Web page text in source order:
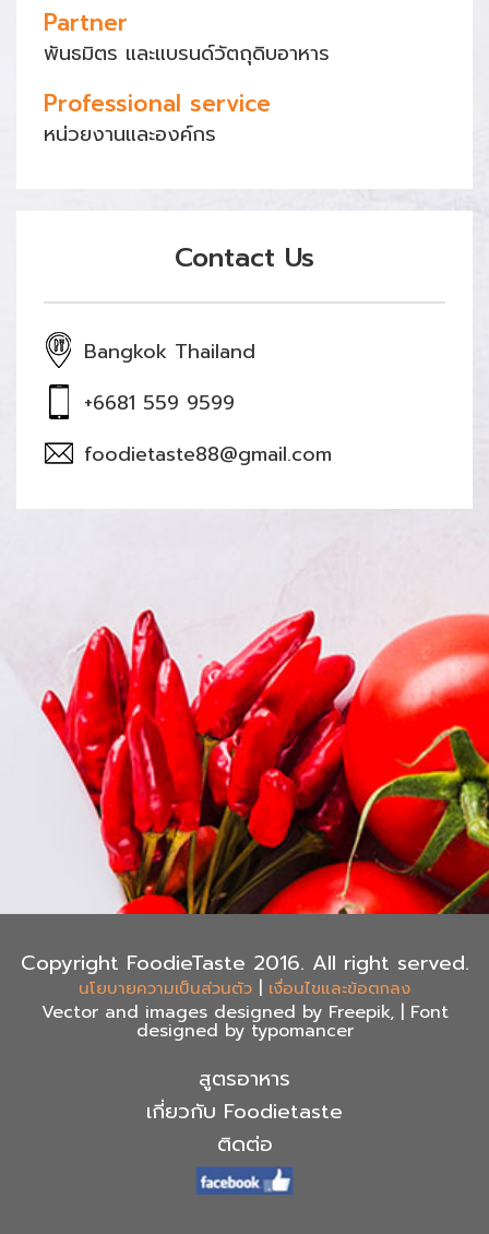
Partner
พันธมิตร และแบรนด์วัตถุดิบอาหาร
Professional service
หน่วยงานและองค์กร
Contact Us
Bangkok Thailand
+6681 559 9599
foodietaste88@gmail.com
Copyright FoodieTaste 2016. All right served.
นโยบายความเป็นส่วนตัว | เงื่อนไขและข้อตกลง
Vector and images designed by Freepik, | Font
designed by typomancer
สูตรอาหาร
เกี่ยวกับ Foodietaste
ติดต่อ